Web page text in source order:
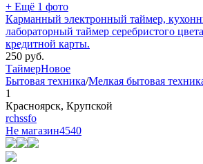
+ Ещё 1 фото
Карманный электронный таймер,
лабораторный таймер серебристого
кредитной карты.
250 руб.
ТаймерНовое
Бытовая техника/Мелкая бытовая
1
Красноярск, Крупской
rchssfo
Не магазин4540